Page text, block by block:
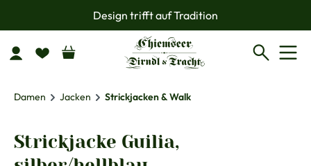
Zum Hauptinhalt springenDesign trifft auf Tradition
Damen Jacken Strickjacken & Walk
Strickjacke Guilia,